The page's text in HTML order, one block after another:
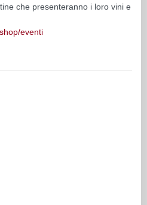
che presenteranno i loro vini e
eventi